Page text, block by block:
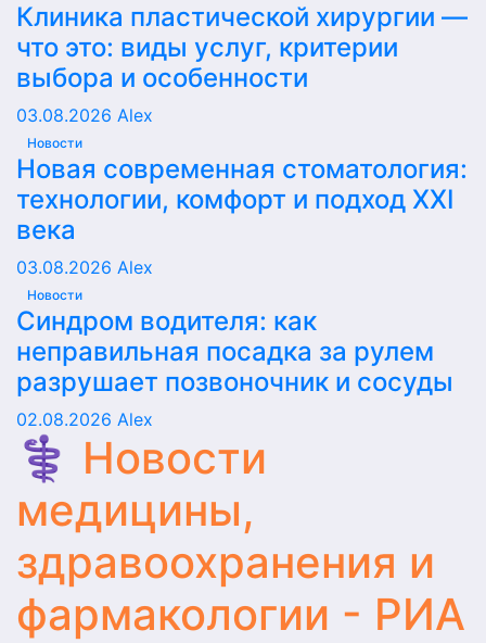
Клиника пластической хирургии —
что это: виды услуг, критерии
выбора и особенности
03.08.2026 Alex
Новости
Новая современная стоматология:
технологии, комфорт и подход XXI
века
03.08.2026 Alex
Новости
Синдром водителя: как
неправильная посадка за рулем
разрушает позвоночник и сосуды
02.08.2026 Alex
⚕️ Новости
медицины,
здравоохранения и
фармакологии - РИА